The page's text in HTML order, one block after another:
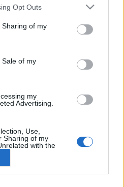
app uses one or more Google
behaviour. You may click to
and its third-party tags to
purposes in below Google
Opt Outs
of my
of my
my
Advertising.
Use,
Sharing of my
with the
collected.